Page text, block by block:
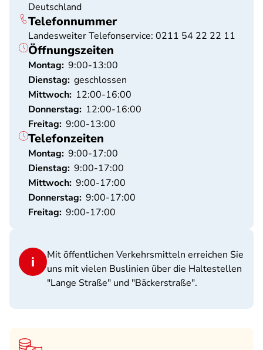
Deutschland
Telefonnummer
Landesweiter Telefonservice: 0211 54 22 22 11
Öffnungszeiten
Montag: 9:00-13:00
Dienstag: geschlossen
Mittwoch: 12:00-16:00
Donnerstag: 12:00-16:00
Freitag: 9:00-13:00
Telefonzeiten
Montag: 9:00-17:00
Dienstag: 9:00-17:00
Mittwoch: 9:00-17:00
Donnerstag: 9:00-17:00
Freitag: 9:00-17:00
Mit öffentlichen Verkehrsmitteln erreichen Sie
uns mit vielen Buslinien über die Haltestellen
"Lange Straße" und "Bäckerstraße".